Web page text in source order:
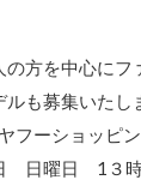
の方を中心にフ
ルも募集いた
フーショッピ
日曜日 1３時